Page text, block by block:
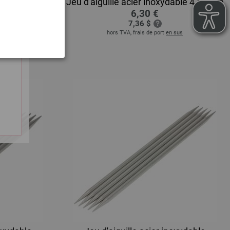
6,30 €
7,36 $
hors TVA, frais de port en sus